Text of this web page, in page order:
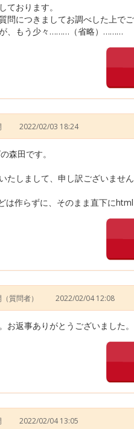
ております。
問につきましてお調べした上で
、もう少々………（省略）………
2022/02/03 18:24
森田です。
たしまして、申し訳ございません
は作らずに、そのまま直下に
（質問者） 2022/02/04 12:08
お返事ありがとうございまし
2022/02/04 13:05